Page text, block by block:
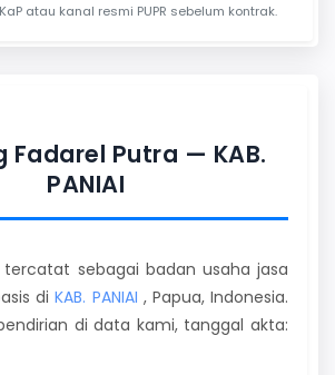
atau kanal resmi PUPR sebelum kontrak.
Fadarel Putra — KAB.
PANIAI
tercatat sebagai badan usaha jasa
diKAB. PANIAI , Papua, Indonesia.
di data kami, tanggal akta: